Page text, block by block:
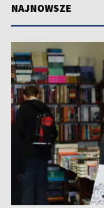
NAJNOWSZE